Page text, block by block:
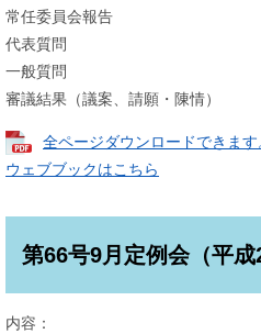
常任委員会報告
代表質問
一般質問
審議結果（議案、請願・陳情）
全ページダウンロードできま
ウェブブックはこちら
第66号9月定例会（平
内容：